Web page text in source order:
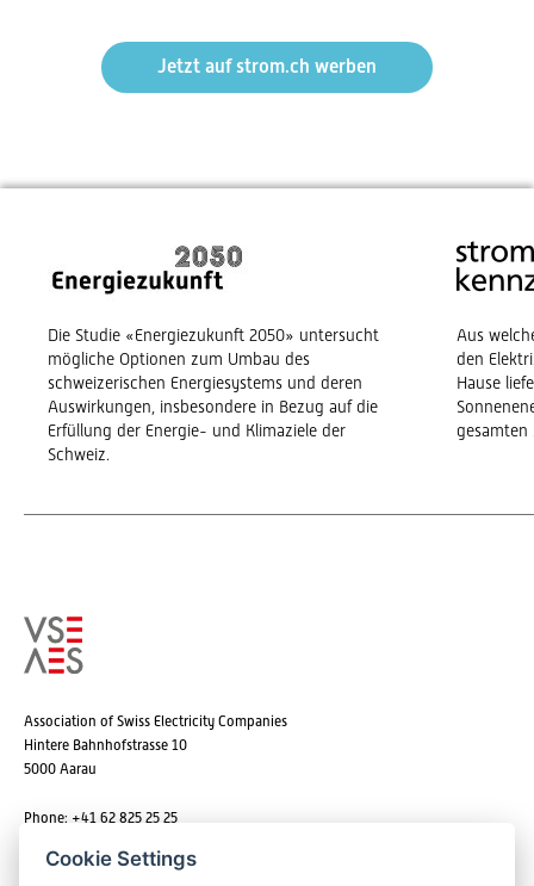
Jetzt auf strom.ch werben
Die Studie «Energiezukunft 2050» untersucht
mögliche Optionen zum Umbau des
schweizerischen Energiesystems und deren
Auswirkungen, insbesondere in Bezug auf die
Erfüllung der Energie- und Klimaziele der
Schweiz.
Aus
den
Hause
gesamten
Association of Swiss Electricity Companies
Hintere Bahnhofstrasse 10
5000 Aarau
Phone: +41 62 825 25 25
Cookie Settings